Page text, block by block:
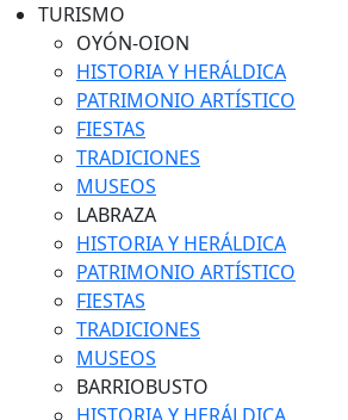
TURISMO
OYÓN-OION
HISTORIA Y HERÁLDICA
PATRIMONIO ARTÍSTICO
FIESTAS
TRADICIONES
MUSEOS
LABRAZA
HISTORIA Y HERÁLDICA
PATRIMONIO ARTÍSTICO
FIESTAS
TRADICIONES
MUSEOS
BARRIOBUSTO